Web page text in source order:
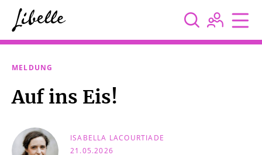
  
MELDUNG
Auf ins Eis!
ISABELLA LACOURTIADE
21.05.2026